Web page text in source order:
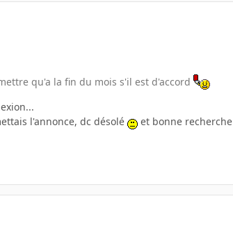
qu'a la fin du mois s'il est d'accord
l'annonce, dc désolé
et bonne recherche